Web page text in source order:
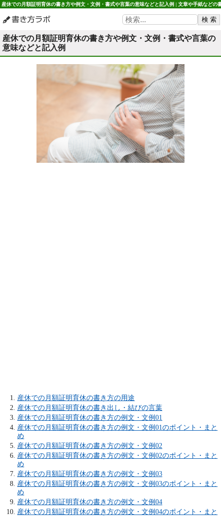
産休での月額証明育休の書き方や例文・文例・書式や言葉の意味などと記入例 | 文章や手紙などの
産休での月額証明育休の書き方や例文・文例・書式や言葉の
意味などと記入例
産休での月額証明育休の書き方の用途
産休での月額証明育休の書き出し・結びの言葉
産休での月額証明育休の書き方の例文・文例01
産休での月額証明育休の書き方の例文・文例01のポイント・まと
め
産休での月額証明育休の書き方の例文・文例02
産休での月額証明育休の書き方の例文・文例02のポイント・まと
め
産休での月額証明育休の書き方の例文・文例03
産休での月額証明育休の書き方の例文・文例03のポイント・まと
め
産休での月額証明育休の書き方の例文・文例04
産休での月額証明育休の書き方の例文・文例04のポイント・まと